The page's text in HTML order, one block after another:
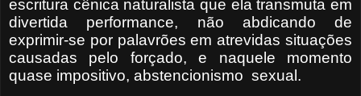
escritura cênica naturalista que ela transmuta em
divertida performance, não abdicando de
exprimir-se por palavrões em atrevidas situações
causadas pelo forçado, e naquele momento
quase impositivo, abstencionismo sexual.